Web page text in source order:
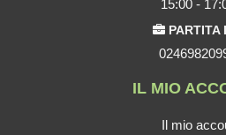
15:00 -
PARTITA
IL MIO
Il mio